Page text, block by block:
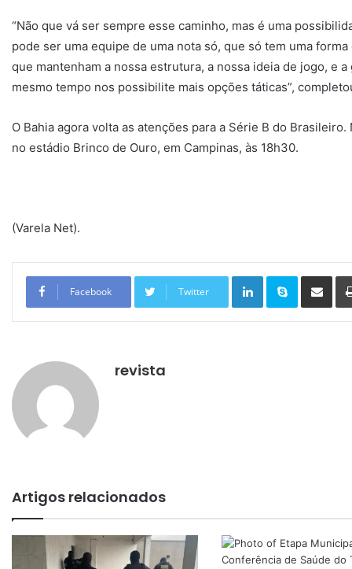
“Não que vá ser sempre esse caminho, mas é uma
pode ser uma equipe de uma nota só, que só tem uma
que mantenham a nossa estrutura, a nossa ideia de jogo, e
mesmo tempo nos possibilite mais opções táticas”,
O Bahia agora volta as atenções para a Série B do
no estádio Brinco de Ouro, em Campinas, às 18h30.
(Varela Net).
Facebook Twitter
Linkedin Skype
revista
Artigos relacionados